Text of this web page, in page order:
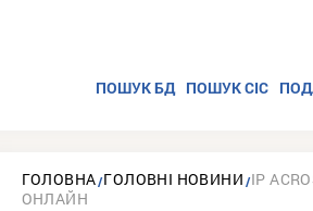
ПОШУК БД ПОШУК СІС
ГОЛОВНА ГОЛОВНІ НОВИНИ IP
ОНЛАЙН